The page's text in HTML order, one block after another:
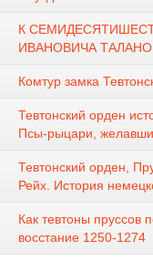
К
ИВАНОВИЧА
Комтур замка
Тевтонский орден
Псы-рыцари,
Тевтонский орден,
Рейх. История
Как тевтоны пруссов
восстание 1250-1274